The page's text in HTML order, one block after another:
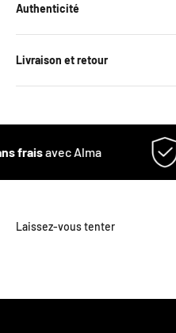
Authenticité
Livraison et retour
fraisavec Alma